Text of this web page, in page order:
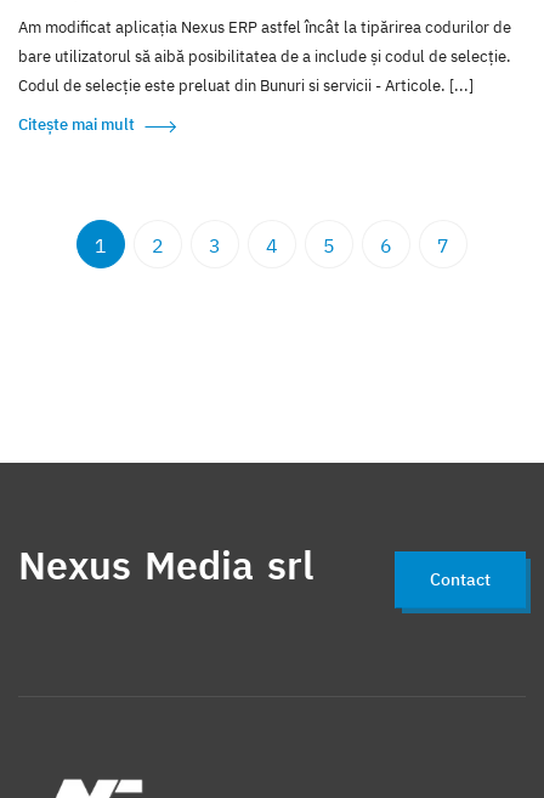
Am modificat aplicația Nexus ERP astfel încât la tipărirea codurilor de
bare utilizatorul să aibă posibilitatea de a include și codul de selecție.
Codul de selecție este preluat din Bunuri si servicii - Articole. [...]
Citește mai mult
1 2 3 4 5 6 7
Nexus Media srl Contact